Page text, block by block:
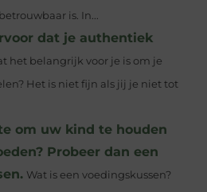
is. In...
dat je authentiek
het belangrijk voor je is om je
Het is niet fijn als jij je niet tot
om uw kind te houden
Probeer dan een
Wat is een voedingskussen?